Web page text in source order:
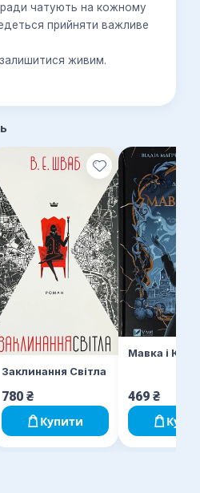
чатують на кожному
прийняти важливе
живим.
Заклинання Світла
780 ₴
Купити
Мавка і Ко
469 ₴